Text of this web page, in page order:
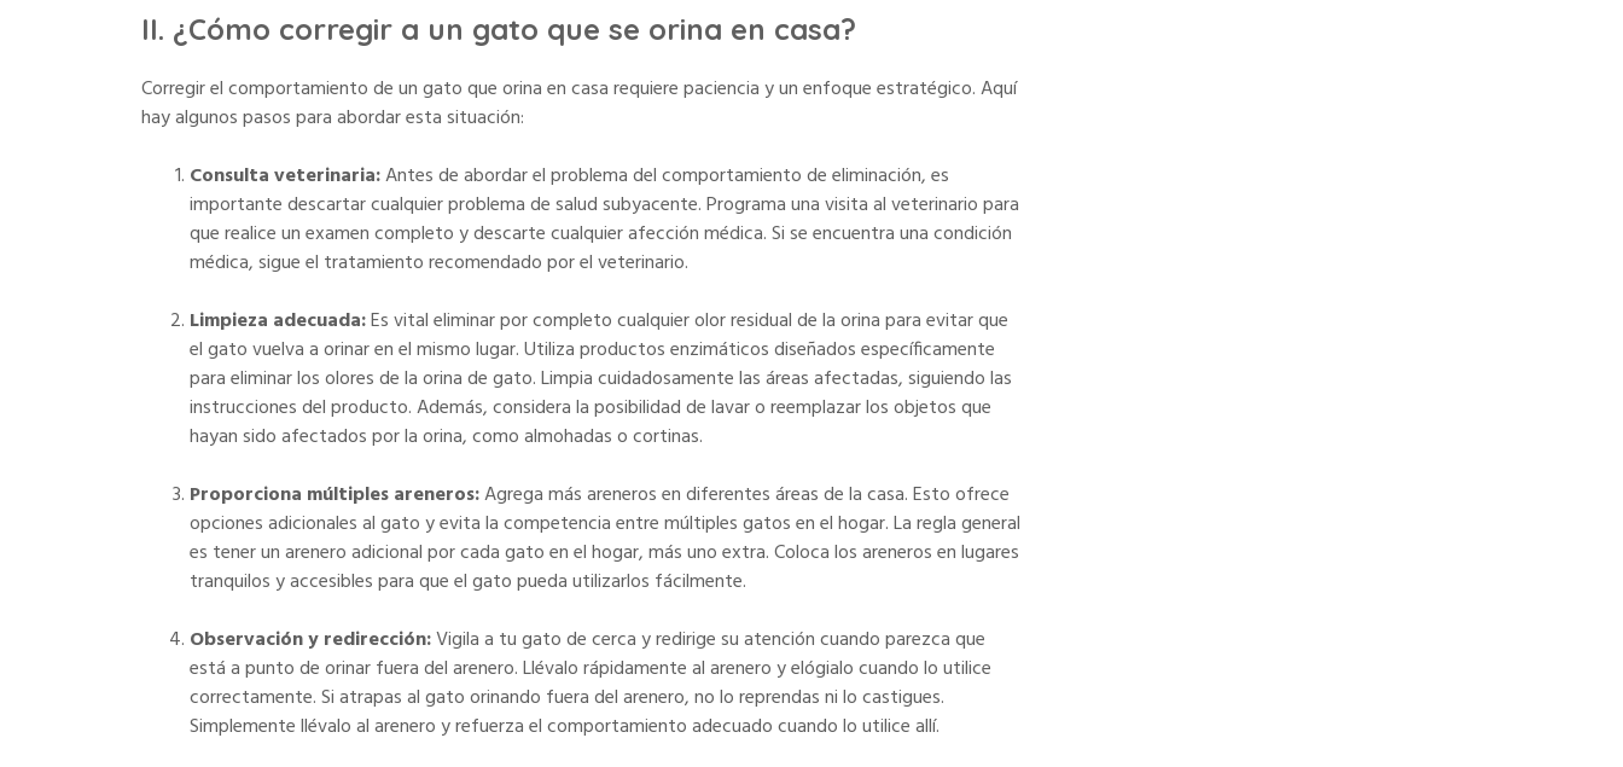
II. ¿Cómo corregir a un gato que se orina en casa?
Corregir el comportamiento de un gato que orina en casa requiere paciencia y un enfoque estratégico. Aquí
hay algunos pasos para abordar esta situación:
Consulta veterinaria:Antes de abordar el problema del comportamiento de eliminación, es
importante descartar cualquier problema de salud subyacente. Programa una visita al veterinario para
que realice un examen completo y descarte cualquier afección médica. Si se encuentra una condición
médica, sigue el tratamiento recomendado por el veterinario.
Limpieza adecuada:Es vital eliminar por completo cualquier olor residual de la orina para evitar que
el gato vuelva a orinar en el mismo lugar. Utiliza productos enzimáticos diseñados específicamente
para eliminar los olores de la orina de gato. Limpia cuidadosamente las áreas afectadas, siguiendo las
instrucciones del producto. Además, considera la posibilidad de lavar o reemplazar los objetos que
hayan sido afectados por la orina, como almohadas o cortinas.
Proporciona múltiples areneros:Agrega más areneros en diferentes áreas de la casa. Esto ofrece
opciones adicionales al gato y evita la competencia entre múltiples gatos en el hogar. La regla general
es tener un arenero adicional por cada gato en el hogar, más uno extra. Coloca los areneros en lugares
tranquilos y accesibles para que el gato pueda utilizarlos fácilmente.
Observación y redirección:Vigila a tu gato de cerca y redirige su atención cuando parezca que
está a punto de orinar fuera del arenero. Llévalo rápidamente al arenero y elógialo cuando lo utilice
correctamente. Si atrapas al gato orinando fuera del arenero, no lo reprendas ni lo castigues.
Simplemente llévalo al arenero y refuerza el comportamiento adecuado cuando lo utilice allí.